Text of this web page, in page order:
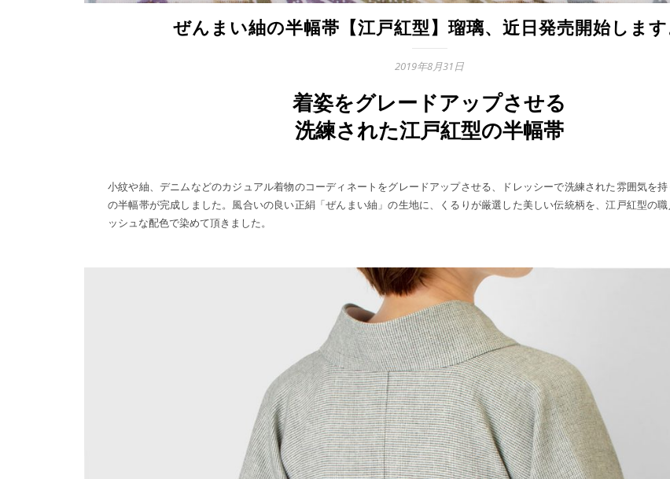
ぜんまい紬の半幅帯【江戸紅型】瑠璃、近日発売開始します
2019年8月31日
着姿をグレードアップさせる
洗練された江戸紅型の半幅帯
小紋や紬、デニムなどのカジュアル着物のコーディネートをグレードアップさせる、ドレッシーで洗練された雰囲気を
の半幅帯が完成しました。風合いの良い正絹「ぜんまい紬」の生地に、くるりが厳選した美しい伝統柄を、江戸紅型の
ッシュな配色で染めて頂きました。